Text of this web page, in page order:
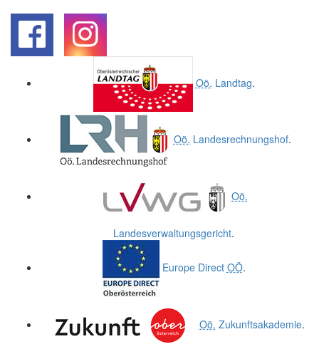
Oö. Landtag.
Oö. Landesrechnungshof.
Oö.
Landesverwaltungsgericht.
Europe Direct OÖ.
Oö. Zukunftsakademie.